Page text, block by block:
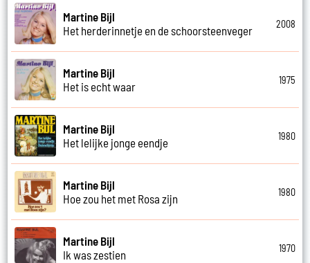
Martine Bijl
Het herderinnetje en de schoorsteenveger
2008
Martine Bijl
Het is echt waar
1975
Martine Bijl
Het lelijke jonge eendje
1980
Martine Bijl
Hoe zou het met Rosa zijn
1980
Martine Bijl
Ik was zestien
1970